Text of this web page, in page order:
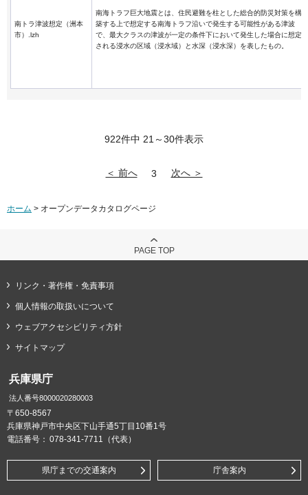
南トラ津波想定（洲本
市）.lzh
南海トラフ巨大地震とは、住民避難を柱とした総合的防災対策を構
築する上で想定する南海トラフ沿いで発生する可能性がある津波
で、最大クラスの津波が一定の条件下において発生した場合に想定
される浸水の区域（浸水域）と水深（浸水深）を表したもの。
922件中 21～30件表示
＜ 前へ 3 次へ ＞
ホーム > オープンデータカタログページ
PAGE TOP
リンク・著作権・免責事項
個人情報の取扱いについて
ウェブアクセシビリティ方針
サイトマップ
兵庫県庁
法人番号8000020280003
〒650-8567
兵庫県神戸市中央区下山手通5丁目10番1号
電話番号： 078-341-7711（代表）
県庁までの交通案内 庁舎案内